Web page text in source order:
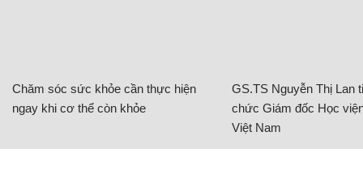
Chăm sóc sức khỏe cần thực hiện
ngay khi cơ thể còn khỏe
GS.TS Nguyễn Thị Lan
chức Giám đốc Học
Việt Nam